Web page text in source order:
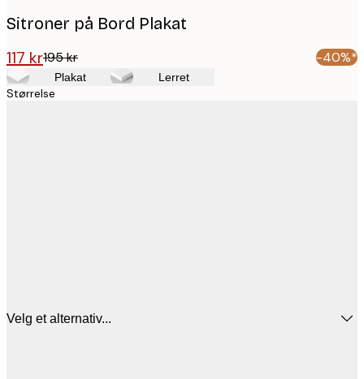
Sitroner på Bord Plakat
117 kr195 kr -40%*
Plakat Lerret
Størrelse
Velg et alternativ...